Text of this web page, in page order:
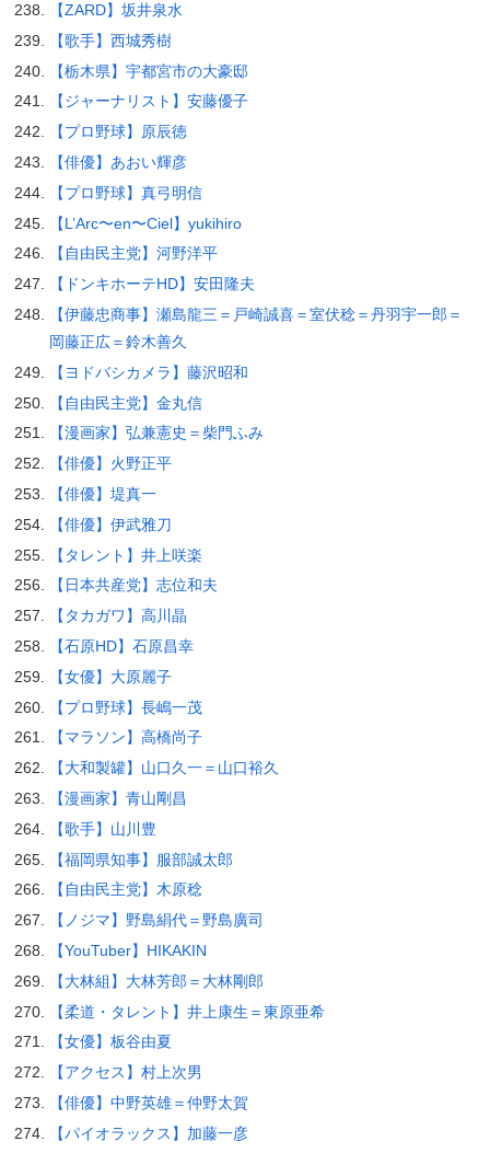
【ZARD】坂井泉水
【歌手】西城秀樹
【栃木県】宇都宮市の大豪邸
【ジャーナリスト】安藤優子
【プロ野球】原辰徳
【俳優】あおい輝彦
【プロ野球】真弓明信
【L’Arc〜en〜Ciel】yukihiro
【自由民主党】河野洋平
【ドンキホーテHD】安田隆夫
【伊藤忠商事】瀬島龍三＝戸崎誠喜＝室伏稔＝丹羽宇一郎＝
岡藤正広＝鈴木善久
【ヨドバシカメラ】藤沢昭和
【自由民主党】金丸信
【漫画家】弘兼憲史＝柴門ふみ
【俳優】火野正平
【俳優】堤真一
【俳優】伊武雅刀
【タレント】井上咲楽
【日本共産党】志位和夫
【タカガワ】高川晶
【石原HD】石原昌幸
【女優】大原麗子
【プロ野球】長嶋一茂
【マラソン】高橋尚子
【大和製罐】山口久一＝山口裕久
【漫画家】青山剛昌
【歌手】山川豊
【福岡県知事】服部誠太郎
【自由民主党】木原稔
【ノジマ】野島絹代＝野島廣司
【YouTuber】HIKAKIN
【大林組】大林芳郎＝大林剛郎
【柔道・タレント】井上康生＝東原亜希
【女優】板谷由夏
【アクセス】村上次男
【俳優】中野英雄＝仲野太賀
【パイオラックス】加藤一彦